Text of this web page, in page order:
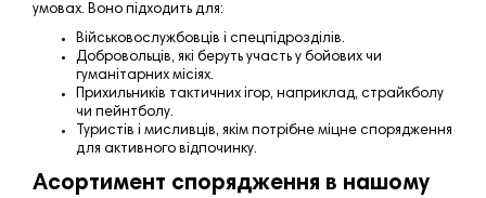
умовах. Воно підходить для:
Військовослужбовців і спецпідрозділів.
Добровольців, які беруть участь у бойових чи
гуманітарних місіях.
Прихильників тактичних ігор, наприклад, страйкболу
чи пейнтболу.
Туристів і мисливців, якім потрібне міцне спорядження
для активного відпочинку.
Асортимент спорядження в нашому